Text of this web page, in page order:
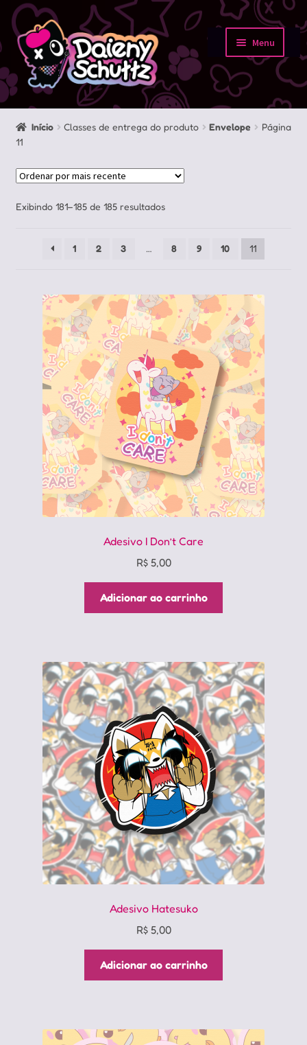
Pular
para
navegação
Pular
para
conteúdo
Menu
Início
Loja
Contato
Início Classes de entrega do produto Envelope
Página
11
Exibindo 181–185 de 185 resultadosClassificado
recente
1 2 3 … 8 9 10 11
Adesivo I Don’t Care
R$5,00
Adicionar ao carrinho
Adesivo Hatesuko
R$5,00
Adicionar ao carrinho